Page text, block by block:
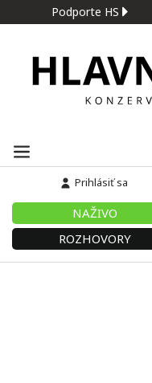
Podporte HS
Prihlásiť sa
NAŽIVO
ROZHOVORY